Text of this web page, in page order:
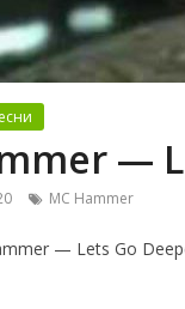
—
MC Hammer
— Lets Go